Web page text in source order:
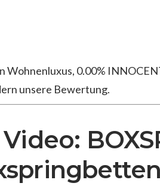
0.00%
unsere Bewertung.